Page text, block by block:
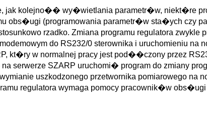
jak kolejno�� wy�wietlania parametr�w, niekt�re
obs�ugi (programowania parametr�w sta�ych czy
rzadko. Zmiana programu regulatora zwykle
do RS232/0 sterownika i uruchomieniu na
kt�ry w normalnej pracy jest pod��czony przez
serwerze SZARP uruchomi� program do zmiany
uszkodzonego przetwornika pomiarowego na
regulatora wymaga pomocy pracownik�w